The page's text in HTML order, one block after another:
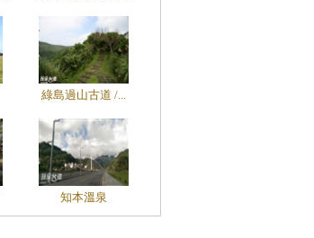
綠島過山古道 /...
知本溫泉